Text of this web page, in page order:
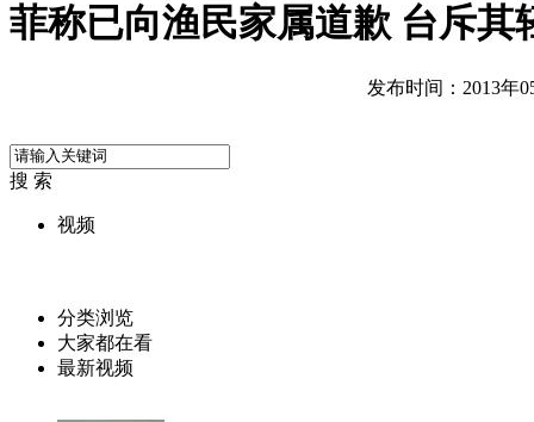
菲称已向渔民家属道歉 台斥其
发布时间：2013年
搜 索
视频
分类浏览
大家都在看
最新视频